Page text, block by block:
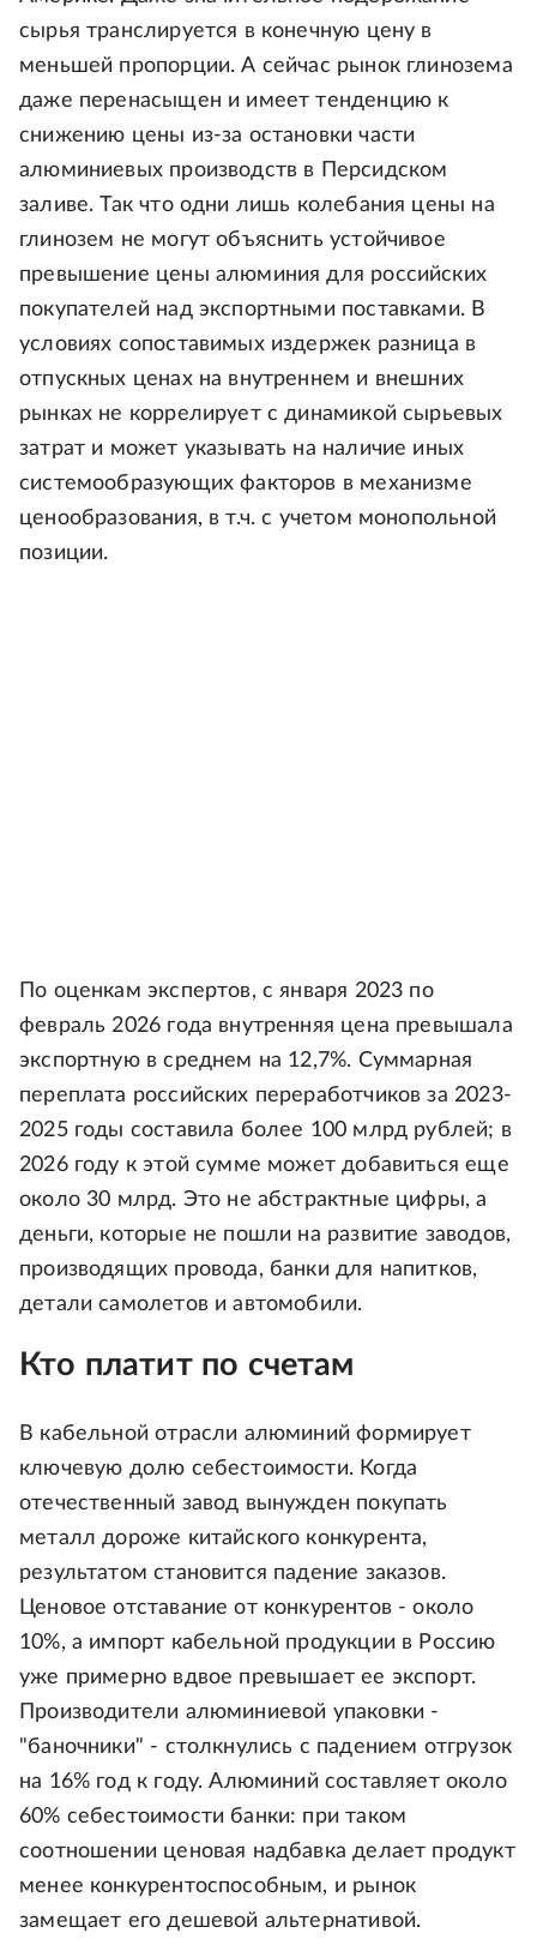
сырья транслируется в конечную цену в
меньшей пропорции. А сейчас рынок глинозема
даже перенасыщен и имеет тенденцию к
снижению цены из-за остановки части
алюминиевых производств в Персидском
заливе. Так что одни лишь колебания цены на
глинозем не могут объяснить устойчивое
превышение цены алюминия для российских
покупателей над экспортными поставками. В
условиях сопоставимых издержек разница в
отпускных ценах на внутреннем и внешних
рынках не коррелирует с динамикой сырьевых
затрат и может указывать на наличие иных
системообразующих факторов в механизме
ценообразования, в т.ч. с учетом монопольной
позиции.
По оценкам экспертов, с января 2023 по
февраль 2026 года внутренняя цена превышала
экспортную в среднем на 12,7%. Суммарная
переплата российских переработчиков за 2023-
2025 годы составила более 100 млрд рублей; в
2026 году к этой сумме может добавиться еще
около 30 млрд. Это не абстрактные цифры, а
деньги, которые не пошли на развитие заводов,
производящих провода, банки для напитков,
детали самолетов и автомобили.
Кто платит по счетам
В кабельной отрасли алюминий формирует
ключевую долю себестоимости. Когда
отечественный завод вынужден покупать
металл дороже китайского конкурента,
результатом становится падение заказов.
Ценовое отставание от конкурентов - около
10%, а импорт кабельной продукции в Россию
уже примерно вдвое превышает ее экспорт.
Производители алюминиевой упаковки -
"баночники" - столкнулись с падением отгрузок
на 16% год к году. Алюминий составляет около
60% себестоимости банки: при таком
соотношении ценовая надбавка делает продукт
менее конкурентоспособным, и рынок
замещает его дешевой альтернативой.